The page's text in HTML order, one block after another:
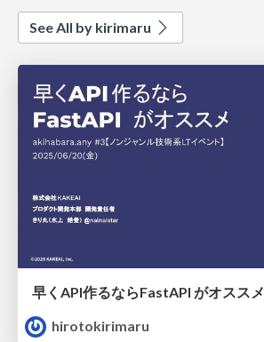
See All by kirimaru
早くAPI作るならFastAPI がオススメ
hirotokirimaru